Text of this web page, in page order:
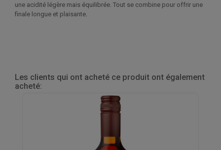
une acidité légère mais équilibrée. Tout se combine pour offrir une
finale longue et plaisante.
Les clients qui ont acheté ce produit ont également
acheté: